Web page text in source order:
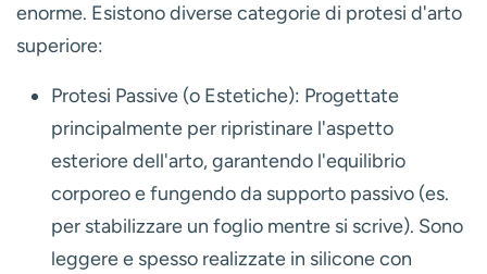
enorme. Esistono diverse categorie di protesi d'arto
superiore:
Protesi Passive (o Estetiche): Progettate
principalmente per ripristinare l'aspetto
esteriore dell'arto, garantendo l'equilibrio
corporeo e fungendo da supporto passivo (es.
per stabilizzare un foglio mentre si scrive). Sono
leggere e spesso realizzate in silicone con